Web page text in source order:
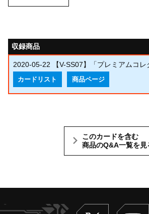
収録商品
2020-05-22 【V-SS07】「プレミアムコレ
カードリスト 商品ページ
このカードを含む
商品のQ&A一覧を見
Twitter